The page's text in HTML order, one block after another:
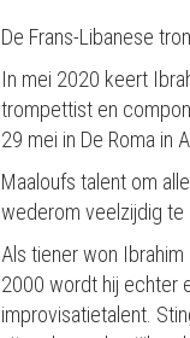
De Frans-Libanese
In mei 2020 keert
trompettist en
29 mei in De Roma in
Maaloufs talent om
wederom veelzijdig te
Als tiener won
2000 wordt hij echter
improvisatietalent.